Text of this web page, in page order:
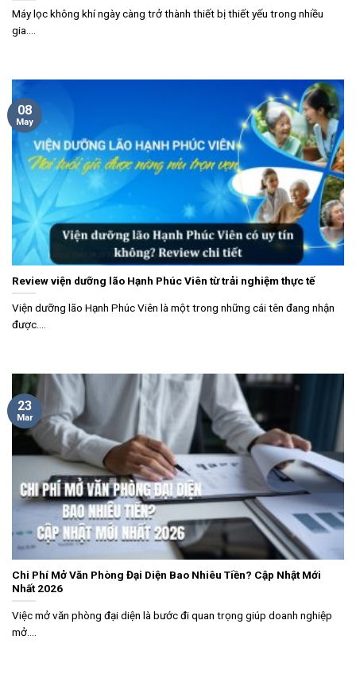
Máy lọc không khí ngày càng trở thành thiết bị thiết yếu trong nhiều
gia....
Review viện dưỡng lão Hạnh Phúc Viên từ trải nghiệm thực tế
Viện dưỡng lão Hạnh Phúc Viên là một trong những cái tên đang nhận
được....
08
May
Chi Phí Mở Văn Phòng Đại Diện Bao Nhiêu Tiền? Cập Nhật Mới
Nhất 2026
Việc mở văn phòng đại diện là bước đi quan trọng giúp doanh nghiệp
mở....
23
Mar